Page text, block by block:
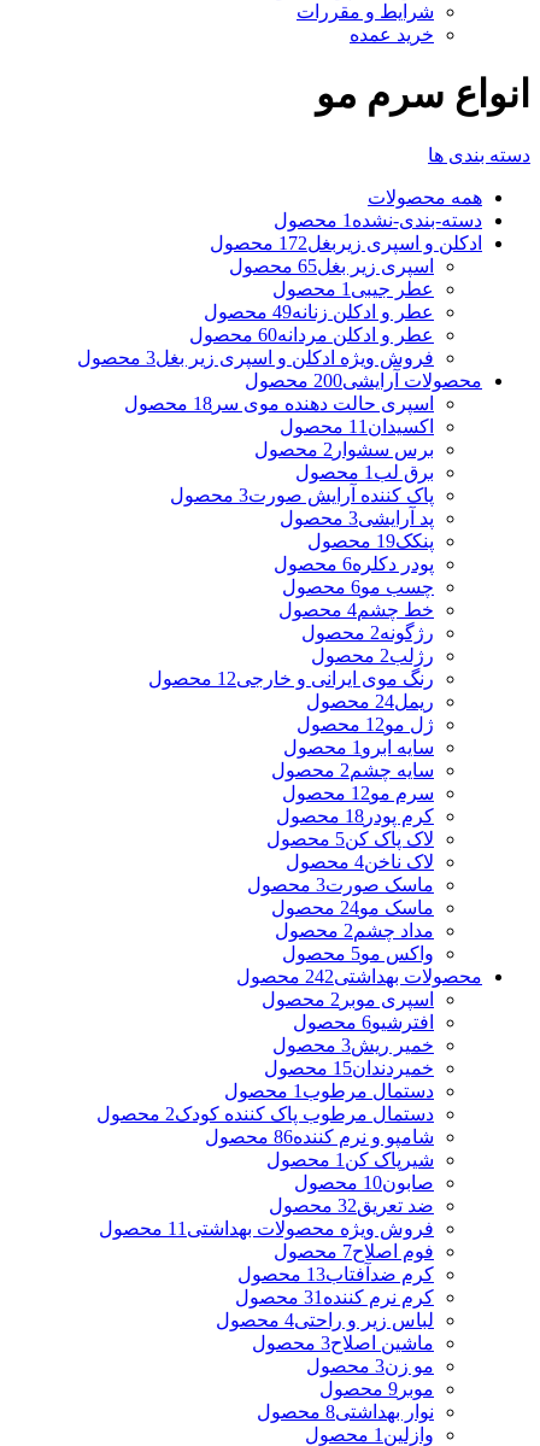
شرایط و مقررات
خرید عمده
انواع سرم مو
دسته بندی ها
همه محصولات
دسته-بندی-نشده 1 محصول
ادکلن و اسپری زیربغل172 محصول
اسپری زیر بغل65 محصول
عطر جیبی 1 محصول
عطر و ادکلن زنانه49 محصول
عطر و ادکلن مردانه60 محصول
فروش ویژه ادکلن و اسپری زیر بغل3 محصول
محصولات آرایشی200 محصول
اسپری حالت دهنده موی سر 18 محصول
اکسیدان 11 محصول
برس سشوار 2 محصول
برق لب 1 محصول
پاک کننده آرایش صورت3 محصول
پد آرایشی3 محصول
پنکک19 محصول
پودر دکلره6 محصول
چسب مو6 محصول
خط چشم4 محصول
رژگونه2 محصول
رژلب2 محصول
رنگ موی ایرانی و خارجی12 محصول
ریمل24 محصول
ژل مو12 محصول
سایه ابرو 1 محصول
سایه چشم2 محصول
سرم مو12 محصول
کرم پودر 18 محصول
لاک پاک کن5 محصول
لاک ناخن4 محصول
ماسک صورت3 محصول
ماسک مو24 محصول
مداد چشم2 محصول
واکس مو5 محصول
محصولات بهداشتی242 محصول
اسپری موبر 2 محصول
افترشیو6 محصول
خمیر ریش3 محصول
خمیردندان15 محصول
دستمال مرطوب 1 محصول
دستمال مرطوب پاک کننده کودک2 محصول
شامپو و نرم کننده86 محصول
شیرپاک کن 1 محصول
صابون10 محصول
ضد تعریق32 محصول
فروش ویژه محصولات بهداشتی 11 محصول
فوم اصلاح7 محصول
کرم ضدآفتاب13 محصول
کرم نرم کننده 31 محصول
لباس زیر و راحتی4 محصول
ماشین اصلاح3 محصول
مو زن3 محصول
موبر 9 محصول
نوار بهداشتی8 محصول
وازلین 1 محصول